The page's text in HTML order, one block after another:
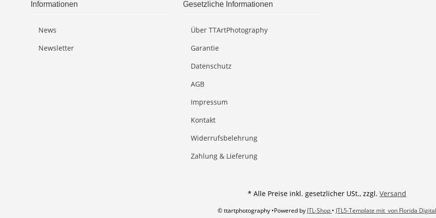
Informationen
News
Newsletter
Gesetzliche Informationen
Über TTArtPhotography
Garantie
Datenschutz
AGB
Impressum
Kontakt
Widerrufsbelehrung
Zahlung & Lieferung
* Alle Preise inkl. gesetzlicher USt., zzgl. Versand
© ttartphotography •Powered by JTL-Shop • JTL5-Template mit von Florida Digital